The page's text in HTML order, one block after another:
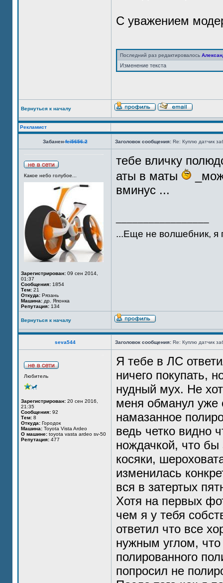
С уважением
Последний раз редактировалось
Изменение текста
Вернуться к началу
Рекламист
Забанен fei5656.2 Заголовок сообщения: Re: Куплю датчик
Какое небо голубое...
Зарегистрирован: 09 сен 2014,
01:37
Сообщения: 1854
Тем: 21
Откуда: Рязань
Машина: др. Японка
Репутация: 134
тебе вличку
аты в маты
вминус ...
...Еще не волшебник, я
Вернуться к началу
seva544 Заголовок сообщения: Re: Куплю датчик
Любитель
Зарегистрирован: 20 сен 2016,
21:35
Сообщения: 92
Тем: 8
Откуда: Городок
Машина: Toyota Vista Ardeo
О машине: toyota vasta ardeo sv-50
Репутация: 477
Я тебе в ЛС
ничего покупать,
нудный мух. Не
меня обманул уже
намазанное
ведь четко видно
нождачкой, что бы
косяки,
изменилась
вся в затертых
Хотя на первых
чем я у тебя
ответил что все
нужным углом,
полированного
попросил не